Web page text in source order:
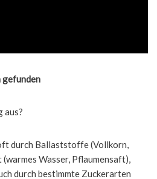
gefunden
aus?
durch Ballaststoffe (Vollkorn,
Wasser, Pflaumensaft),
durch bestimmte Zuckerarten